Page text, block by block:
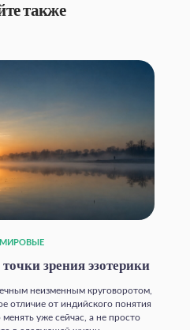
также
МИРОВЫЕ
зрения эзотерики
неизменным круговоротом,
отличие от индийского понятия
уже сейчас, а не просто